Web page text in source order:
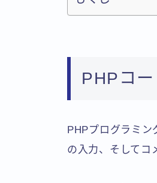
PHPコ
PHPプログラミ
の入力、そしてコ